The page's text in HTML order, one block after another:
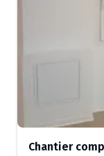
Chantier